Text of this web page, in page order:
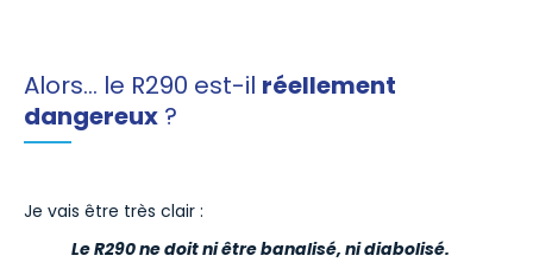
Alors… le R290 est-il réellement
dangereux ?
Je vais être très clair :
Le R290 ne doit ni être banalisé, ni diabolisé.